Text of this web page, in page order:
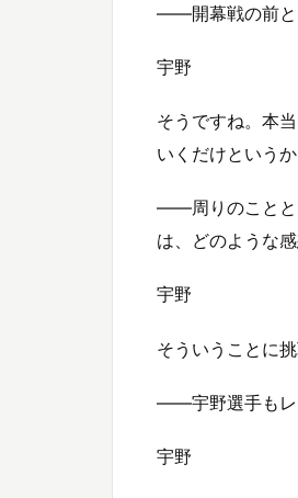
――開幕戦の前と
宇野
そうですね。本
いくだけというか
――周りのことと
は、どのような
宇野
そういうことに
――宇野選手もレ
宇野